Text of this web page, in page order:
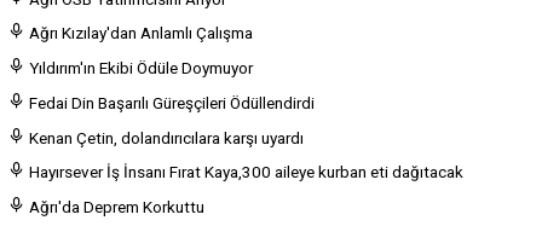
Ağrı Kızılay'dan Anlamlı Çalışma
Yıldırım'ın Ekibi Ödüle Doymuyor
Fedai Din Başarılı Güreşçileri Ödüllendirdi
Kenan Çetin, dolandırıcılara karşı uyardı
Hayırsever İş İnsanı Fırat Kaya,300 aileye kurban eti dağıtacak
Ağrı'da Deprem Korkuttu